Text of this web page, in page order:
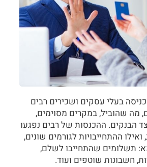
בעלי עסקים ושכירים רבים
מה שהוביל, במקרים מסוימים,
הבנקים. ההכנסות של רבים נפגעו
ההתחייבויות לגורמים שונים,
תשלומים שהתחייבו לשלם,
חשבונות שוטפים ועוד.